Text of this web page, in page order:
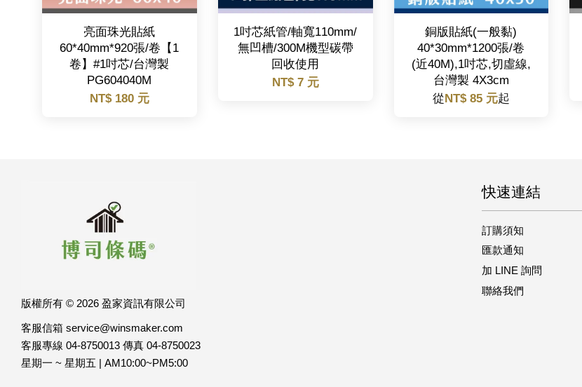
亮面珠光貼紙
60*40mm*920張/卷【1
卷】#1吋芯/台灣製
PG604040M
NT$ 180 元
1吋芯紙管/軸寬110mm/
無凹槽/300M機型碳帶
回收使用
NT$ 7 元
銅版貼紙(一般黏)
40*30mm*1200張/卷
(近40M),1吋芯,切虛線,
台灣製 4X3cm
從NT$ 85 元起
版權所有 © 2026 盈家資訊有限公司
快速連結
訂購須知
匯款通知
加 LINE 詢問
聯絡我們
客服信箱 service@winsmaker.com
客服專線 04-8750013 傳真 04-8750023
星期一 ~ 星期五 | AM10:00~PM5:00